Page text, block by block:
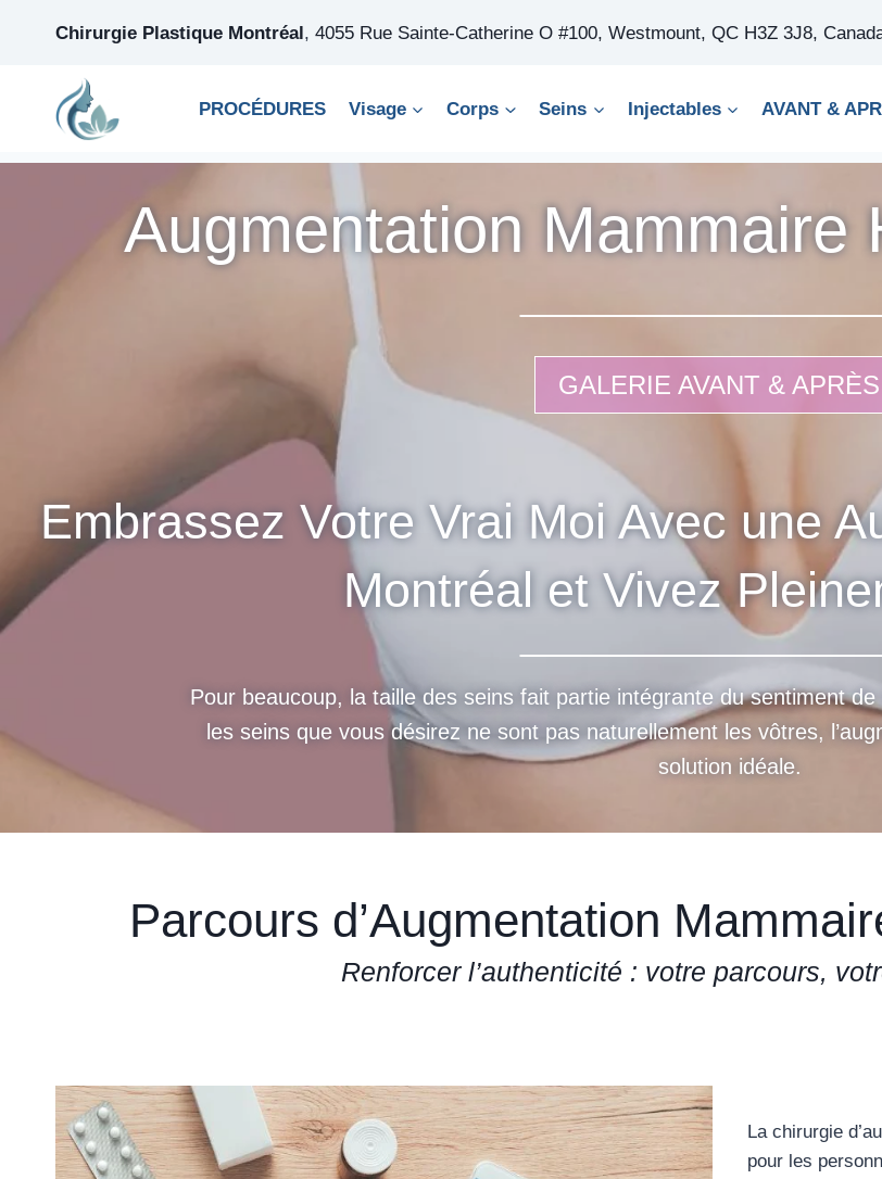
Chirurgie Plastique Montréal, 4055 Rue Sainte-Catherine O #100, Westmount, QC H3Z 3J8,
PROCÉDURES Visage Corps Seins Injectables AVANT &
Augmentation Mammaire
GALERIE AVANT &
Embrassez Votre Vrai Moi Avec une
Montréal et Vivez
Pour beaucoup, la taille des seins fait partie intégrante du sentiment
les seins que vous désirez ne sont pas naturellement les vôtres,
solution idéale.
Parcours d’Augmentation
Renforcer l’authenticité : votre parcours,
La chirurgie
pour les